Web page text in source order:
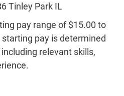
Tinley Park IL
pay range of $15.00 to
pay is determined
relevant skills,